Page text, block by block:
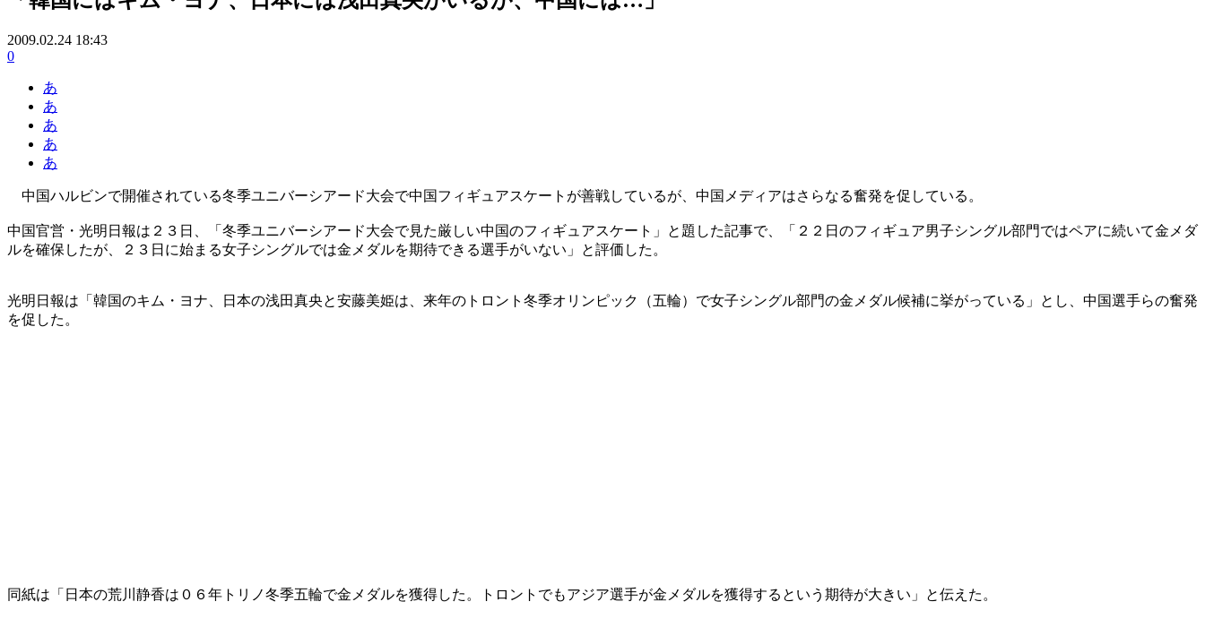
2009.02.24 18:43
0
あ
あ
あ
あ
あ
中国ハルビンで開催されている冬季ユニバーシアード大会で中国フィギュアスケートが善戦しているが、中国メディアはさらなる奮発を促している。
中国官営・光明日報は２３日、「冬季ユニバーシアード大会で見た厳しい中国のフィギュアスケート」と題した記事で、「２２日のフィギュア男子シングル部門ではペアに続いて金メダ
ルを確保したが、２３日に始まる女子シングルでは金メダルを期待できる選手がいない」と評価した。
光明日報は「韓国のキム・ヨナ、日本の浅田真央と安藤美姫は、来年のトロント冬季オリンピック（五輪）で女子シングル部門の金メダル候補に挙がっている」とし、中国選手らの奮発
を促した。
同紙は「日本の荒川静香は０６年トリノ冬季五輪で金メダルを獲得した。トロントでもアジア選手が金メダルを獲得するという期待が大きい」と伝えた。